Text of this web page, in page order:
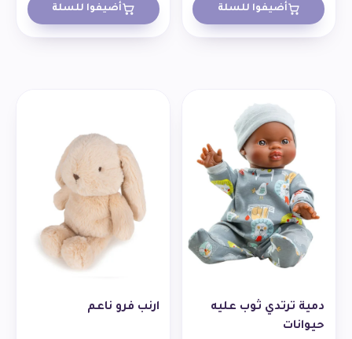
أضيفوا للسلة أضيفوا للسلة
دمية ترتدي ثوب عليه
حيوانات
ارنب فرو ناعم